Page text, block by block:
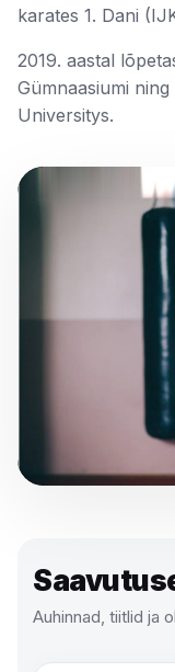
karates 1. Dani
2019. aastal
Gümnaasiumi
Universitys.
Auhinnad, tiitlid ja